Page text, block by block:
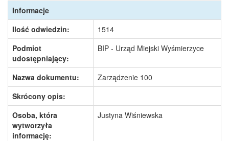
Informacje
Ilość odwiedzin:
1514
Podmiot
udostępniający:
BIP - Urząd Miejski Wyśmierzyce
Nazwa dokumentu:
Zarządzenie 100
Skrócony opis:
Osoba, która
wytworzyła
informację:
Justyna Wiśniewska